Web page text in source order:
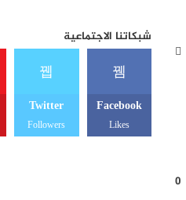
شبكاتنا الاجتماعية
Facebook
Likes
Twitter
Followers